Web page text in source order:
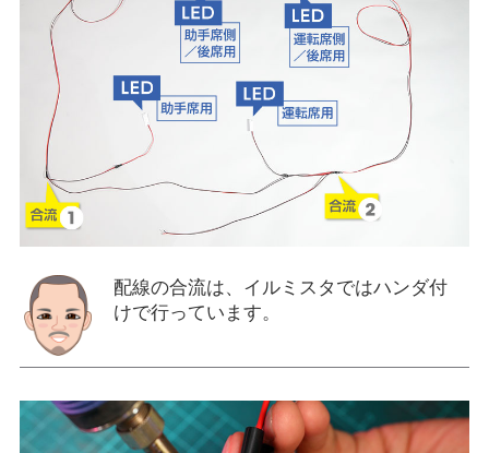
配線の合流は、イルミスタではハンダ付
けで行っています。